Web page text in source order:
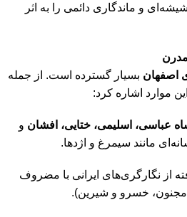
و ماندگاری دائمی را به اثر
اصفهان بسیار گسترده است. از جمله
موارد اشاره کرد:
عباسی، اسلیمی، ختایی، افشان و
مانند سیمرغ و اژدها.
از نگارگری‌های ایرانی با مضروف
مجنون، خسرو و شیرین).